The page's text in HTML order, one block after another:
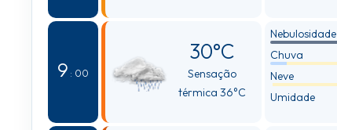
9 : 00
30°C
Sensação
térmica 36°C
Nebulosidade
Chuva
Neve
Umidade